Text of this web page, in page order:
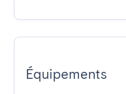
Équipements